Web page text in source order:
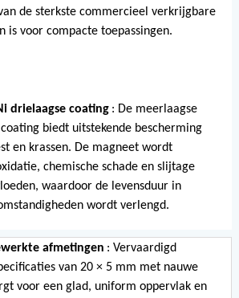
de sterkste commercieel verkrijgbare
is voor compacte toepassingen.
drielaagse coating : De meerlaagse
biedt uitstekende bescherming
en krassen. De magneet wordt
chemische schade en slijtage
waardoor de levensduur in
wordt verlengd.
afmetingen : Vervaardigd
van 20 × 5 mm met nauwe
voor een glad, uniform oppervlak en